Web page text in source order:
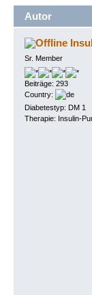
Autor
Sr. Member
Beiträge: 293
Country:
Diabetestyp: DM 1
Therapie: Insulin-